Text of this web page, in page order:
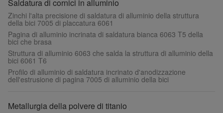
Saldatura di cornici in alluminio
Zinchi l'alta precisione di saldatura di alluminio della struttura
della bici 7005 di placcatura 6061
Pagina di alluminio incrinata di saldatura bianca 6063 T5 della
bici che brasa
Struttura di alluminio 6063 che salda la struttura di alluminio della
bici 6061 T6
Profilo di alluminio di saldatura incrinato d'anodizzazione
dell'estrusione di pagina 7005 di alluminio della bici
Metallurgia della polvere di titanio